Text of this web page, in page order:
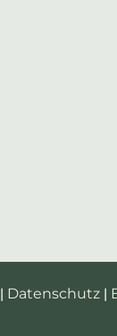
| Datenschutz |